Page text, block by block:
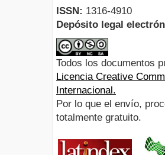
ISSN: 1316-4910
Depósito legal
Todos los documentos
Licencia Creative
Internacional.
Por lo que el envío,
totalmente gratuito.